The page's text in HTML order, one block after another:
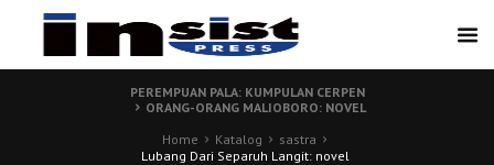
PEREMPUAN PALA: KUMPULAN CERPEN
ORANG-ORANG MALIOBORO: NOVEL
Home
Katalog
sastra
Lubang Dari Separuh Langit: novel